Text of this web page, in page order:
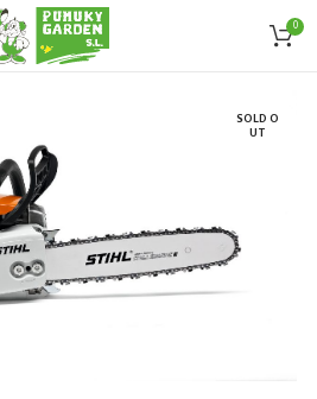
0
SOLD O
UT